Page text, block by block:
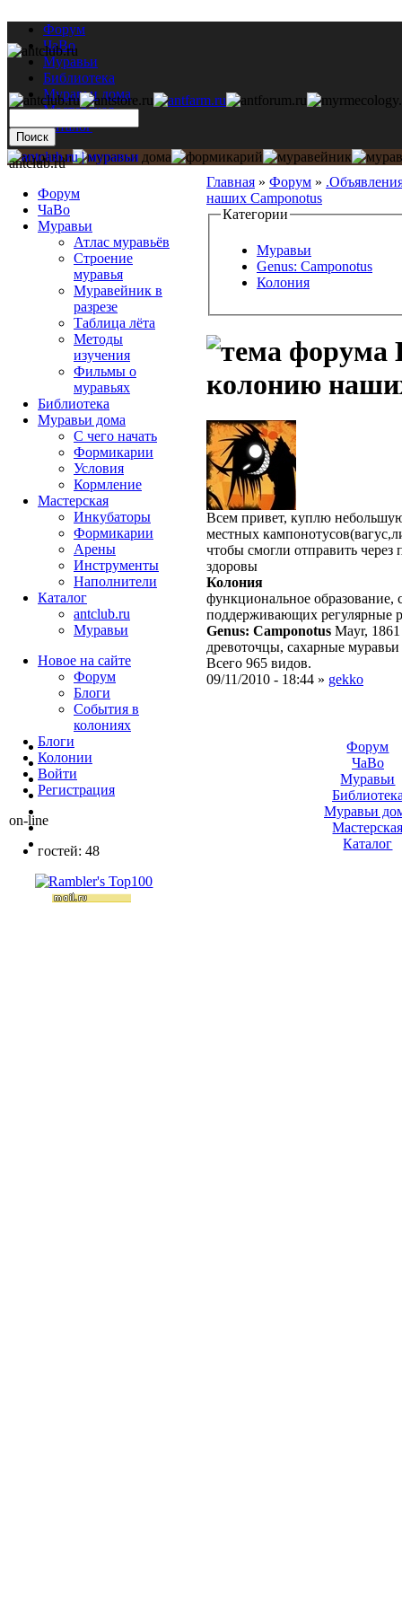
Форум
ЧаВо
Муравьи
Библиотека
Муравьи дома
Мастерская
Каталог
Главная » Форум »
наших Camponotus
Категории
Муравьи
Genus: Camponotus
Колония
колонию
Всем привет, куплю
местных
чтобы смогли отправить
здоровы
Колония
функциональное образование,
поддерживающих регулярные
Genus: Camponotus Mayr, 1861
древоточцы, сахарные муравьи
Всего 965 видов.
09/11/2010 - 18:44 » gekko
antclub.ru
Форум
ЧаВо
Муравьи
Атлас муравьёв
Строение
муравья
Муравейник в
разрезе
Таблица лёта
Методы
изучения
Фильмы о
муравьях
Библиотека
Муравьи дома
С чего начать
Формикарии
Условия
Кормление
Мастерская
Инкубаторы
Формикарии
Арены
Инструменты
Наполнители
Каталог
antclub.ru
Муравьи
Новое на сайте
Форум
Блоги
События в
колониях
Блоги
Колонии
Войти
Peгиcтpaция
on-line
гостей: 48
Форум
ЧаВо
Муравьи
Муравьи
Каталог